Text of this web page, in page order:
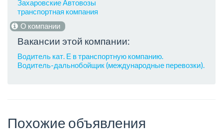
Захаровские Автовозы
транспортная компания
О компании
Вакансии этой компании:
Водитель кат. Е в транспортную компанию.
Водитель-дальнобойщик (международные перевозки).
Похожие объявления